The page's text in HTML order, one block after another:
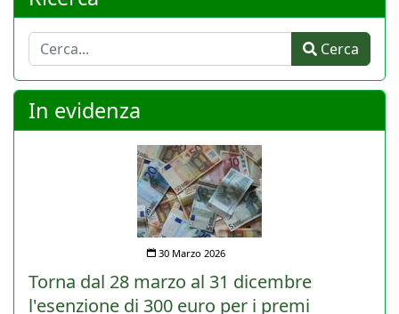
Cerca Cerca
In evidenza
30 Marzo 2026
Torna dal 28 marzo al 31 dicembre
l'esenzione di 300 euro per i premi